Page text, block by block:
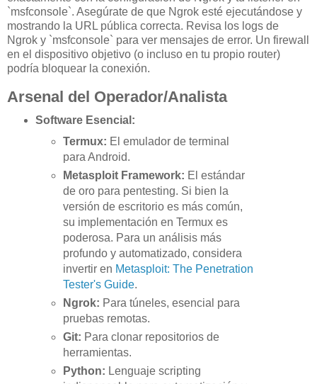
`msfconsole`. Asegúrate de que Ngrok esté ejecutándose y
mostrando la URL pública correcta. Revisa los logs de
Ngrok y `msfconsole` para ver mensajes de error. Un firewall
en el dispositivo objetivo (o incluso en tu propio router)
podría bloquear la conexión.
Arsenal del Operador/Analista
Software Esencial:
Termux: El emulador de terminal
para Android.
Metasploit Framework: El estándar
de oro para pentesting. Si bien la
versión de escritorio es más común,
su implementación en Termux es
poderosa. Para un análisis más
profundo y automatizado, considera
invertir en Metasploit: The Penetration
Tester's Guide.
Ngrok: Para túneles, esencial para
pruebas remotas.
Git: Para clonar repositorios de
herramientas.
Python: Lenguaje scripting